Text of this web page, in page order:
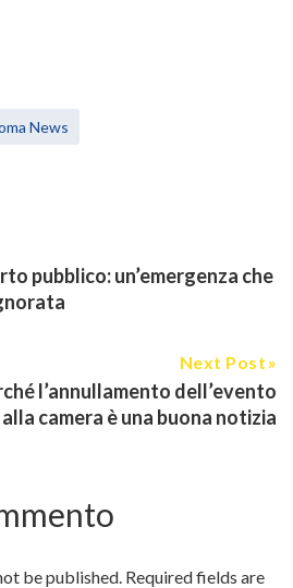
News
pubblico: un’emergenza che
Next Post
l’annullamento dell’evento
alla camera è una buona notizia
be published. Required fields are